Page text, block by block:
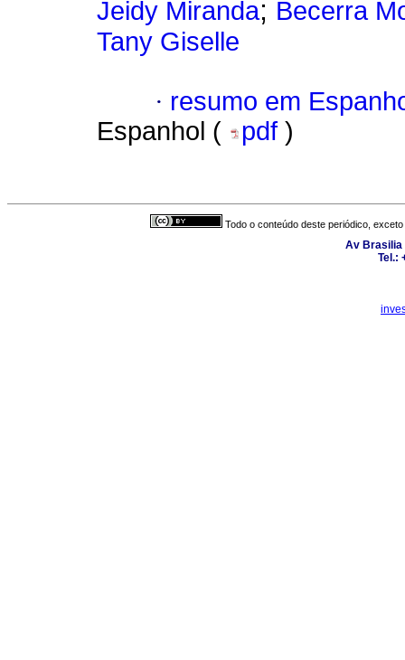
Jeidy Miranda; Becerra
Tany Giselle
· resumo em
Espanhol (
pdf )
Todo o conteúdo deste periódico,
Av Brasilia
Tel.: